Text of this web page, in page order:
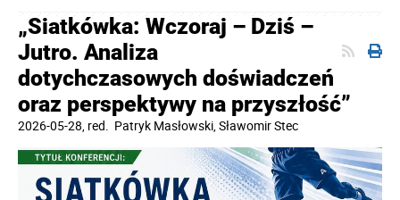
„Siatkówka: Wczoraj – Dziś –
Jutro. Analiza
dotychczasowych doświadczeń
oraz perspektywy na przyszłość”
2026-05-28, red. Patryk Masłowski, Sławomir Stec